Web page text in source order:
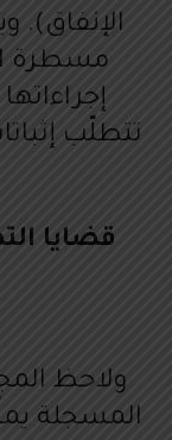
الإنفاق).
مسطرة
تتطلّب
قضايا
ولاحظ
المسجلة